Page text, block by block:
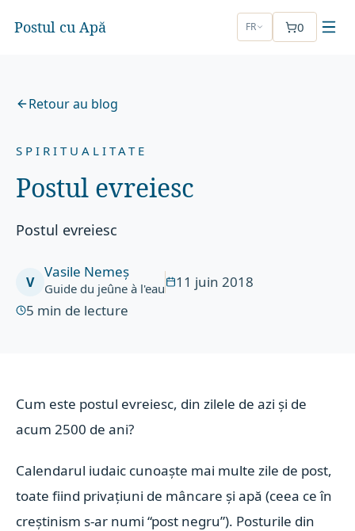
Postul cu Apă FR 0
Retour au blog
SPIRITUALITATE
Postul evreiesc
Postul evreiesc
V
Vasile Nemeș
Guide du jeûne à l'eau
11 juin 2018
5 min de lecture
Cum este postul evreiesc, din zilele de azi și de
acum 2500 de ani?
Calendarul iudaic cunoaște mai multe zile de post,
toate fiind privațiuni de mâncare și apă (ceea ce în
creștinism s-ar numi “post negru”). Posturile din